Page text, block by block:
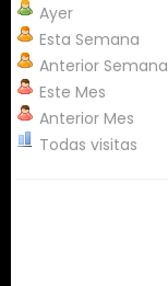
Ayer
Esta Semana
Anterior Semana
Este Mes
Anterior Mes
Todas visitas